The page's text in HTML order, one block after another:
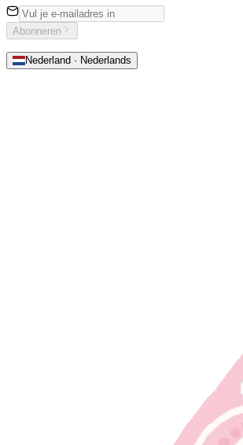
Abonneren
Nederland · Nederlands